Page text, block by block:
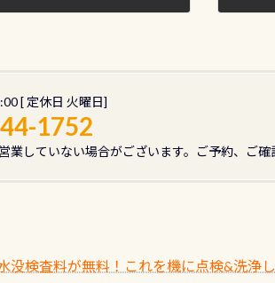
[ 定休日 火曜日]
1752
業していない場合がございます。ご予約、ご
没検査料が無料！これを機に点検&洗浄